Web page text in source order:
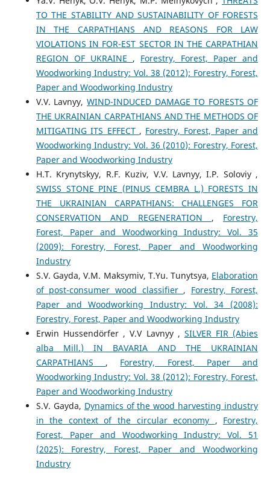
TO THE STABILITY AND SUSTAINABILITY OF FORESTS
IN THE CARPATHIANS AND REASONS FOR LAW
VIOLATIONS IN FOR-EST SECTOR IN THE CARPATHIAN
REGION OF UKRAINE , Forestry, Forest, Paper and
Woodworking Industry: Vol. 38 (2012): Forestry, Forest,
Paper and Woodworking Industry
V.V. Lavnyy, WIND-INDUCED DAMAGE TO FORESTS OF
THE UKRAINIAN CARPATHIANS AND THE METHODS OF
MITIGATING ITS EFFECT , Forestry, Forest, Paper and
Woodworking Industry: Vol. 36 (2010): Forestry, Forest,
Paper and Woodworking Industry
H.Т. Krynytskyy, R.F. Kuziv, V.V. Lavnyy, I.P. Soloviy ,
SWISS STONE PINE (PINUS CEMBRA L.) FORESTS IN
THE UKRAINIAN CARPATHIANS: CHALLENGES FOR
CONSERVATION AND REGENERATION , Forestry,
Forest, Paper and Woodworking Industry: Vol. 35
(2009): Forestry, Forest, Paper and Woodworking
Industry
S.V. Gayda, V.M. Maksymiv, T.Yu. Tunytsya, Elaboration
of post-consumer wood classifier , Forestry, Forest,
Paper and Woodworking Industry: Vol. 34 (2008):
Forestry, Forest, Paper and Woodworking Industry
Erwin Hussendörfer , V.V Lavnyy , SILVER FIR (Abies
alba Mill.) IN BAVARIA AND THE UKRAINIAN
CARPATHIANS , Forestry, Forest, Paper and
Woodworking Industry: Vol. 38 (2012): Forestry, Forest,
Paper and Woodworking Industry
S.V. Gayda, Dynamics of the wood harvesting industry
in the context of the circular economy , Forestry,
Forest, Paper and Woodworking Industry: Vol. 51
(2025): Forestry, Forest, Paper and Woodworking
Industry